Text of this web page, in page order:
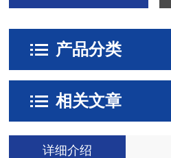
产品分类
相关文章
详细介绍